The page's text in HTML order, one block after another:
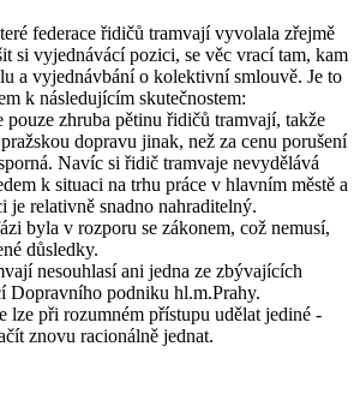
federace řidičů tramvají vyvolala zřejmě
si vyjednávácí pozici, se věc vrací tam, kam
a vyjednávbání o kolektivní smlouvě. Je to
k následujícím skutečnostem:
pouze zhruba pětinu řidičů tramvají, takže
dopravu jinak, než za cenu porušení
Navíc si řidič tramvaje nevydělává
k situaci na trhu práce v hlavním městě a
je relativně snadno nahraditelný.
byla v rozporu se zákonem, což nemusí,
důsledky.
nesouhlasí ani jedna ze zbývajících
Dopravního podniku hl.m.Prahy.
lze při rozumném přístupu udělat jediné -
znovu racionálně jednat.